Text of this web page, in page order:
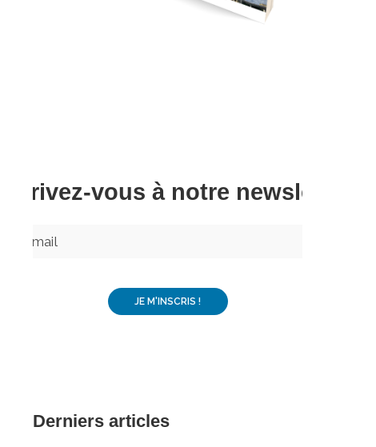
vous à notre newsletter –
Derniers articles